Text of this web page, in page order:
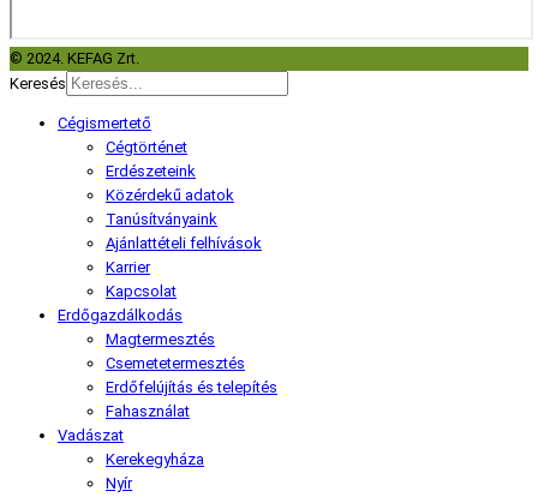
© 2024. KEFAG Zrt.
Keresés
Cégismertető
Cégtörténet
Erdészeteink
Közérdekű adatok
Tanúsítványaink
Ajánlattételi felhívások
Karrier
Kapcsolat
Erdőgazdálkodás
Magtermesztés
Csemetetermesztés
Erdőfelújítás és telepítés
Fahasználat
Vadászat
Kerekegyháza
Nyír